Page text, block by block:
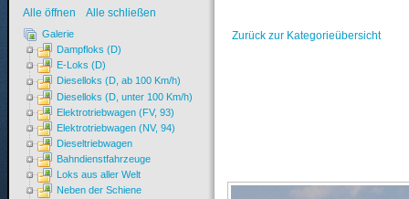
Zurück zur Kategorieübersicht
Alle öffnen Alle schließen
Galerie
Dampfloks (D)
E-Loks (D)
Dieselloks (D, ab 100 Km/h)
Dieselloks (D, unter 100 Km/h)
Elektrotriebwagen (FV, 93)
Elektrotriebwagen (NV, 94)
Dieseltriebwagen
Bahndienstfahrzeuge
Loks aus aller Welt
Neben der Schiene